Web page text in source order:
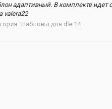
адаптивный. В комплекте идет
valera22
Шаблоны для dle 14